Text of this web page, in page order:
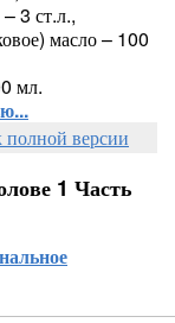
3 ст.л.,
масло – 100
мл.
полной версии
1 Часть